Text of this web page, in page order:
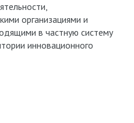
организациями и
в частную систему
инновационного